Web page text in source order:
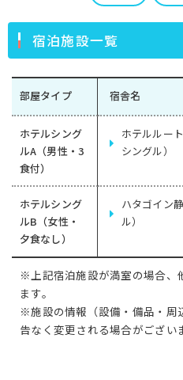
宿泊施設一覧
部屋タイプ 宿舎名
ホテルシング
ルA（男性・3
食付）
ホテルルー
シングル）
ホテルシング
ルB（女性・
夕食なし）
ハタゴイン
ル）
※上記宿泊施設が満室の場合、
ます。
※施設の情報（設備・備品・周
告なく変更される場合がござい